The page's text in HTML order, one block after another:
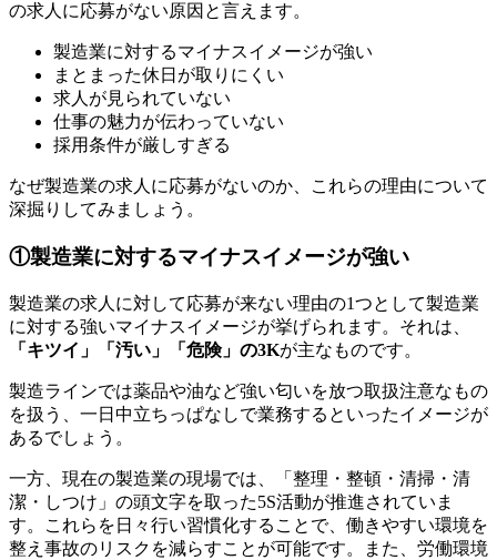
の求人に応募がない原因と言えます。
製造業に対するマイナスイメージが強い
まとまった休日が取りにくい
求人が見られていない
仕事の魅力が伝わっていない
採用条件が厳しすぎる
なぜ製造業の求人に応募がないのか、これらの理由について
深掘りしてみましょう。
①製造業に対するマイナスイメージが強い
製造業の求人に対して応募が来ない理由の1つとして製造業
に対する強いマイナスイメージが挙げられます。それは、
「キツイ」「汚い」「危険」の3Kが主なものです。
製造ラインでは薬品や油など強い匂いを放つ取扱注意なもの
を扱う、一日中立ちっぱなしで業務するといったイメージが
あるでしょう。
一方、現在の製造業の現場では、「整理・整頓・清掃・清
潔・しつけ」の頭文字を取った5S活動が推進されていま
す。これらを日々行い習慣化することで、働きやすい環境を
整え事故のリスクを減らすことが可能です。また、労働環境